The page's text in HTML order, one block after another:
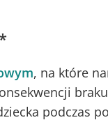
, na które
podczas